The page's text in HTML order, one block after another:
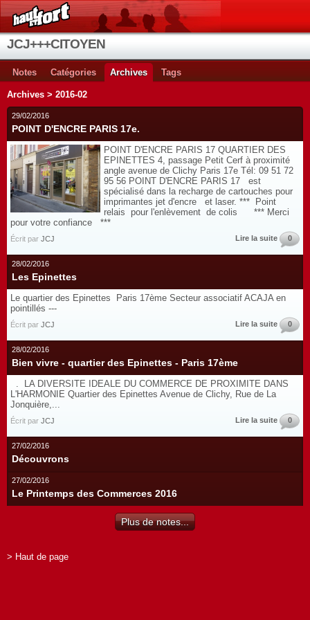
JCJ+++CITOYEN
Notes Catégories Archives Tags
Archives > 2016-02
29/02/2016
POINT D'ENCRE PARIS 17e.
POINT D'ENCRE PARIS 17 QUARTIER DES
EPINETTES 4, passage Petit Cerf à proximité
angle avenue de Clichy Paris 17e Tél: 09 51 72
95 56 POINT D'ENCRE PARIS 17 est
spécialisé dans la recharge de cartouches pour
imprimantes jet d'encre et laser. *** Point
relais pour l'enlèvement de colis *** Merci
pour votre confiance ***
Écrit par JCJ Lire la suite 0
28/02/2016
Les Epinettes
Le quartier des Epinettes Paris 17ème Secteur associatif ACAJA en
pointillés ---
Écrit par JCJ Lire la suite 0
28/02/2016
Bien vivre - quartier des Epinettes - Paris 17ème
. LA DIVERSITE IDEALE DU COMMERCE DE PROXIMITE DANS
L'HARMONIE Quartier des Epinettes Avenue de Clichy, Rue de La
Jonquière,...
Écrit par JCJ Lire la suite 0
27/02/2016
Découvrons
27/02/2016
Le Printemps des Commerces 2016
Plus de notes...
> Haut de page